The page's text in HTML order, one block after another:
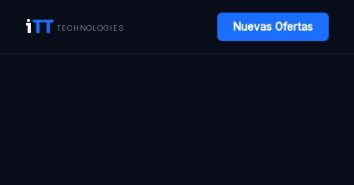
iTT TECHNOLOGIES Nuevas Ofertas